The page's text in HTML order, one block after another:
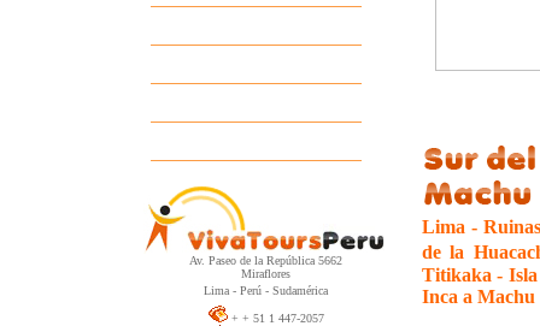
Av. Paseo de la República 5662
Miraflores
Lima - Perú - Sudamérica
+ + 51 1 447-2057
Lima -
de la
Titikaka - Isla
Inca a Machu